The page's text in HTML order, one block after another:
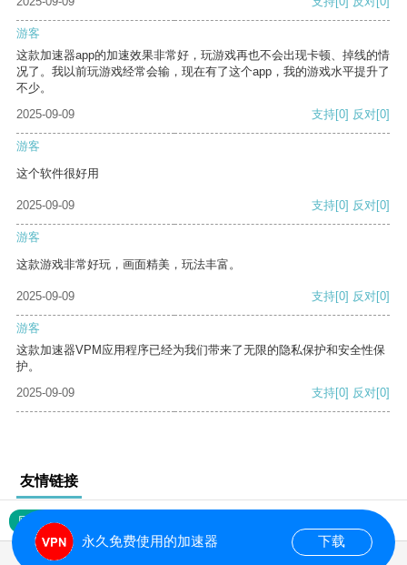
游客
这款加速器app的加速效果非常好，玩游戏再也不会出现卡顿、掉线的情
况了。我以前玩游戏经常会输，现在有了这个app，我的游戏水平提升了
不少。
2025-09-09
支持[0] 反对[0]
游客
这个软件很好用
2025-09-09 支持[0] 反对[0]
游客
这款游戏非常好玩，画面精美，玩法丰富。
2025-09-09 支持[0] 反对[0]
游客
这款加速器VPM应用程序已经为我们带来了无限的隐私保护和安全性保
护。
2025-09-09
支持[0] 反对[0]
友情链接
网站地图
永久免费使用的加速器 下载